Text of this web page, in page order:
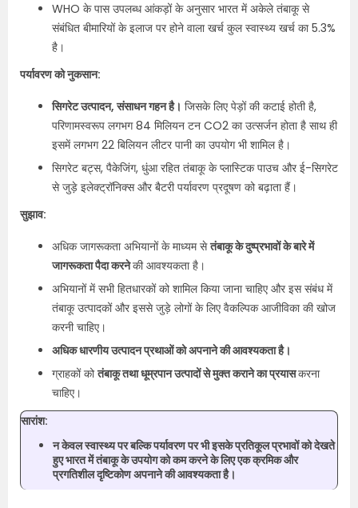
WHO के पास उपलब्ध आंकड़ों के अनुसार भारत में अकेले तंबाकू से
संबंधित बीमारियों के इलाज पर होने वाला खर्च कुल स्वास्थ्य खर्च का 5.3%
है।
पर्यावरण को नुकसान:
सिगरेट उत्पादन, संसाधन गहन है। जिसके लिए पेड़ों की कटाई होती है,
परिणामस्वरूप लगभग 84 मिलियन टन CO2 का उत्सर्जन होता है साथ ही
इसमें लगभग 22 बिलियन लीटर पानी का उपयोग भी शामिल है।
सिगरेट बट्स, पैकेजिंग, धुंआ रहित तंबाकू के प्लास्टिक पाउच और ई-सिगरेट
से जुड़े इलेक्ट्रॉनिक्स और बैटरी पर्यावरण प्रदूषण को बढ़ाता हैं।
सुझाव:
अधिक जागरूकता अभियानों के माध्यम सेतंबाकू के दुष्प्रभावों के बारे में
जागरूकता पैदा करनेकी आवश्यकता है।
अभियानों में सभी हितधारकों को शामिल किया जाना चाहिए और इस संबंध में
तंबाकू उत्पादकों और इससे जुड़े लोगों के लिए वैकल्पिक आजीविका की खोज
करनी चाहिए।
अधिक धारणीय उत्पादन प्रथाओं को अपनाने की आवश्यकता है।
ग्राहकों कोतंबाकू तथा धूम्रपान उत्पादों से मुक्त कराने का प्रयासकरना
चाहिए।
सारांश:
न केवल स्वास्थ्य पर बल्कि पर्यावरण पर भी इसके प्रतिकूल प्रभावों को देखते
हुए भारत में तंबाकू के उपयोग को कम करने के लिए एक क्रमिक और
प्रगतिशील दृष्टिकोण अपनाने की आवश्यकता है।